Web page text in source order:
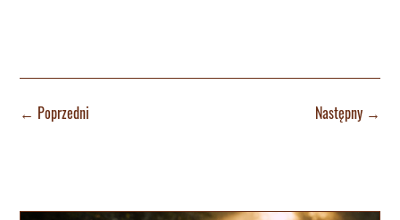
← Poprzedni Następny→